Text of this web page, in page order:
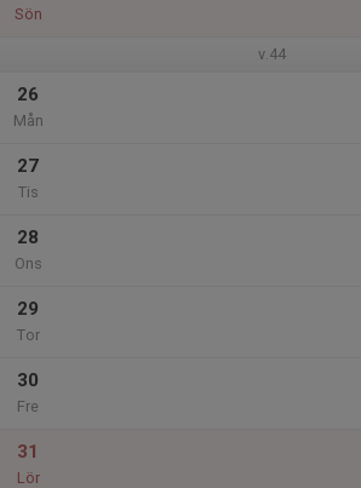
Sön
v.44
26
Mån
27
Tis
28
Ons
29
Tor
30
Fre
31
Lör